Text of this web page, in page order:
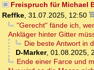
Freispruch für Michael
Reffke, 31.07.2025, 12:50
"Gerecht" fände ich,
Ankläger hinter Gitter
Die beste Antwort in
D-Marker, 01.08.2025,
Ende einer Farce und